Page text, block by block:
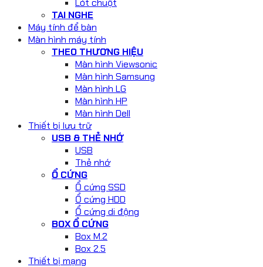
Lót chuột
TAI NGHE
Máy tính để bàn
Màn hình máy tính
THEO THƯƠNG HIỆU
Màn hình Viewsonic
Màn hình Samsung
Màn hình LG
Màn hình HP
Màn hình Dell
Thiết bị lưu trữ
USB & THẺ NHỚ
USB
Thẻ nhớ
Ổ CỨNG
Ổ cứng SSD
Ổ cứng HDD
Ổ cứng di động
BOX Ổ CỨNG
Box M.2
Box 2.5
Thiết bị mạng